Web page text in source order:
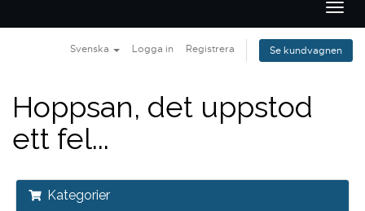
Växla
Svenska Logga in Registrera Se kundvagnen
Hoppsan, det uppstod
ett fel...
Kategorier